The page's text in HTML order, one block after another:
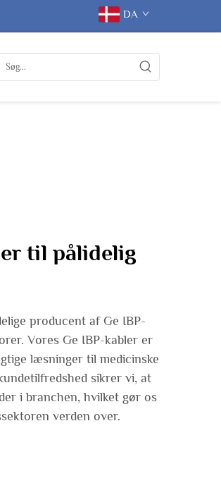
DA
til pålidelig
producent af Ge IBP-
Vores Ge IBP-kabler er
læsninger til medicinske
sikrer vi, at
i branchen, hvilket gør os
verden over.